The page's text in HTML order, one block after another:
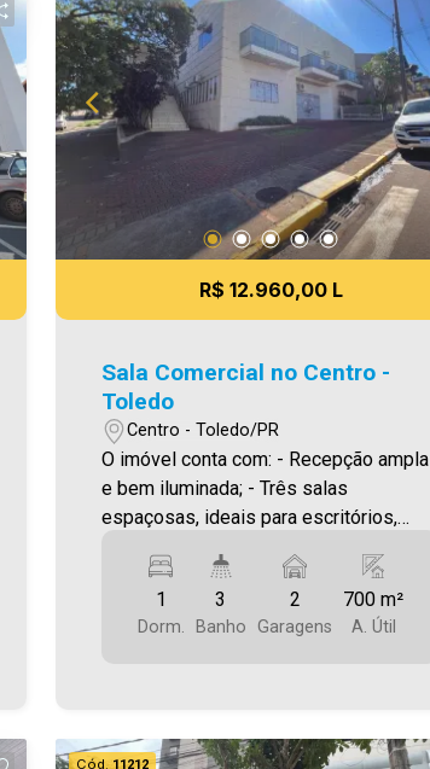
sinta-se em casa!
R$ 12.960,00 L
Sala Comercial no Centro -
Toledo
Centro - Toledo/PR
O imóvel conta com: - Recepção ampla
e bem iluminada; - Três salas
espaçosas, ideais para escritórios,
banheiros de uso comum; - Um
dormitório (ou sala extra), que pode ser
convertido conforme a necessidade; -
exclusivo: - No piso superior, um salão
1
Dorm.
3
Banho
2
Garagens
700 m²
A. Útil
Cód.11212